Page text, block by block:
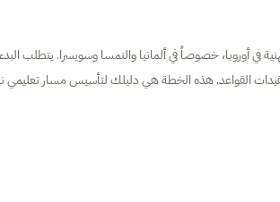
في أوروبا، خصوصاً في ألمانيا والنمسا وسويسرا. يتطلب
القواعد. هذه الخطة هي دليلك لتأسيس مسار تعليمي